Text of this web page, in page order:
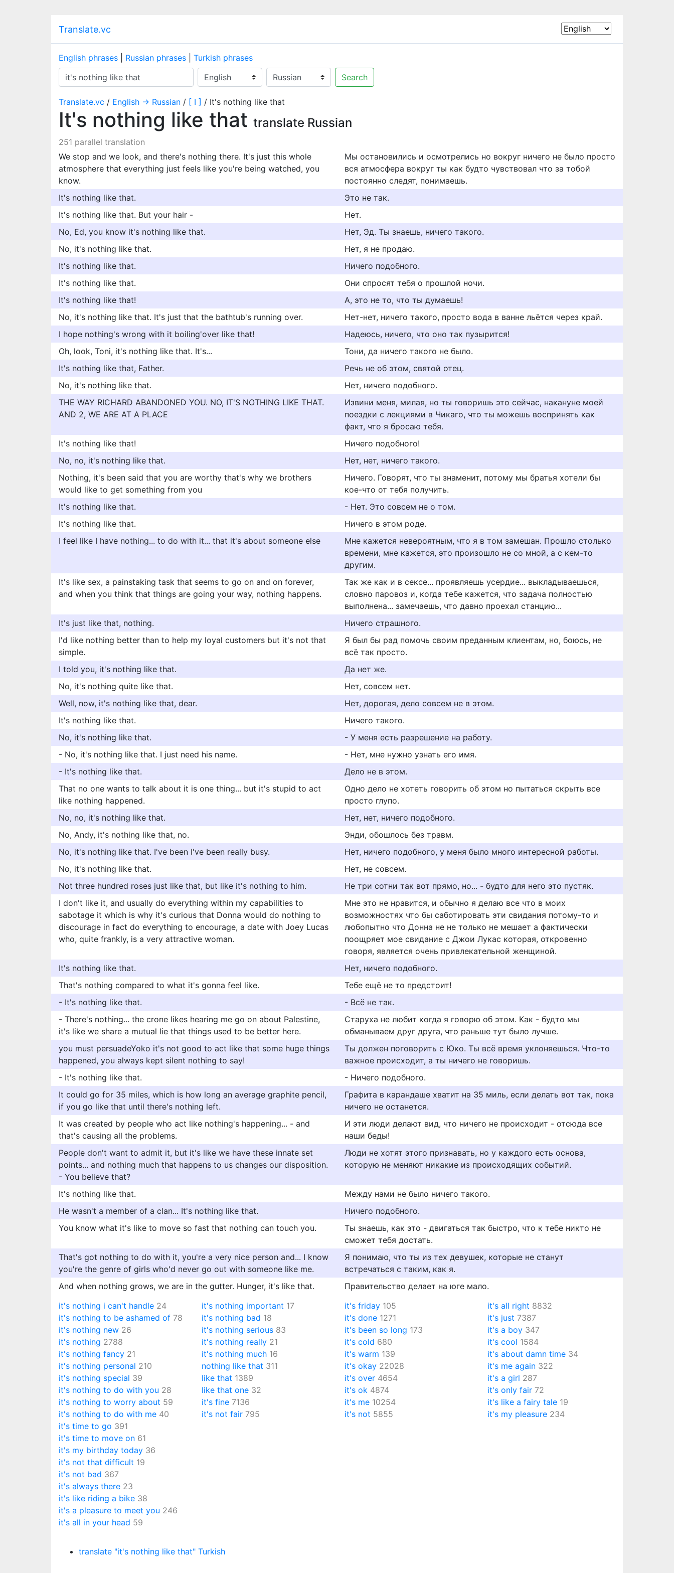
Translate.vc
English phrases Russian phrases
Turkish phrases
Search
Translate.vc / English → Russian / [ I ] / It's nothing like that
It's nothing like that translate Russian
251 parallel translation
We stop and we look, and there's nothing there. It's just this whole
atmosphere that everything just feels like you're being watched, you
know.
Мы остановились и осмотрелись но вокруг ничего не было просто
вся атмосфера вокруг ты как будто чувствовал что за тобой
постоянно следят, понимаешь.
It's nothing like that.
Это не так.
It's nothing like that. But your hair -
Нет.
No, Ed, you know it's nothing like that.
Нет, Эд. Ты знаешь, ничего такого.
No, it's nothing like that.
Нет, я не продаю.
It's nothing like that.
Ничего подобного.
It's nothing like that.
Они спросят тебя о прошлой ночи.
It's nothing like that!
А, это не то, что ты думаешь!
No, it's nothing like that. It's just that the bathtub's running over.
Нет-нет, ничего такого, просто вода в ванне льётся через край.
I hope nothing's wrong with it boiling'over like that!
Надеюсь, ничего, что оно так пузырится!
Oh, look, Toni, it's nothing like that. It's...
Тони, да ничего такого не было.
It's nothing like that, Father.
Речь не об этом, святой отец.
No, it's nothing like that.
Нет, ничего подобного.
THE WAY RICHARD ABANDONED YOU. NO, IT'S NOTHING LIKE THAT.
AND 2, WE ARE AT A PLACE
Извини меня, милая, но ты говоришь это сейчас, накануне моей
поездки с лекциями в Чикаго, что ты можешь воспринять как
факт, что я бросаю тебя.
It's nothing like that!
Ничего подобного!
No, no, it's nothing like that.
Нет, нет, ничего такого.
Nothing, it's been said that you are worthy that's why we brothers
would like to get something from you
Ничего. Говорят, что ты знаменит, потому мы братья хотели бы
кое-что от тебя получить.
It's nothing like that.
- Нет. Это совсем не о том.
It's nothing like that.
Ничего в этом роде.
I feel like I have nothing... to do with it... that it's about someone else
Мне кажется невероятным, что я в том замешан. Прошло столько
времени, мне кажется, это произошло не со мной, а с кем-то
другим.
It's like sex, a painstaking task that seems to go on and on forever,
and when you think that things are going your way, nothing happens.
Так же как и в сексе... проявляешь усердие... выкладываешься,
словно паровоз и, когда тебе кажется, что задача полностью
выполнена... замечаешь, что давно проехал станцию...
It's just like that, nothing.
Ничего страшного.
I'd like nothing better than to help my loyal customers but it's not that
simple.
Я был бы рад помочь своим преданным клиентам, но, боюсь, не
всё так просто.
I told you, it's nothing like that.
Да нет же.
No, it's nothing quite like that.
Нет, совсем нет.
Well, now, it's nothing like that, dear.
Нет, дорогая, дело совсем не в этом.
It's nothing like that.
Ничего такого.
No, it's nothing like that.
- У меня есть разрешение на работу.
- No, it's nothing like that. I just need his name.
- Нет, мне нужно узнать его имя.
- It's nothing like that.
Дело не в этом.
That no one wants to talk about it is one thing... but it's stupid to act
like nothing happened.
Одно дело не хотеть говорить об этом но пытаться скрыть все
просто глупо.
No, no, it's nothing like that.
Нет, нет, ничего подобного.
No, Andy, it's nothing like that, no.
Энди, обошлось без травм.
No, it's nothing like that. I've been I've been really busy.
Нет, ничего подобного, у меня было много интересной работы.
No, it's nothing like that.
Нет, не совсем.
Not three hundred roses just like that, but like it's nothing to him.
Не три сотни так вот прямо, но... - будто для него это пустяк.
I don't like it, and usually do everything within my capabilities to
sabotage it which is why it's curious that Donna would do nothing to
discourage in fact do everything to encourage, a date with Joey Lucas
who, quite frankly, is a very attractive woman.
Мне это не нравится, и обычно я делаю все что в моих
возможностях что бы саботировать эти свидания потому-то и
любопытно что Донна не не только не мешает а фактически
поощряет мое свидание с Джои Лукас которая, откровенно
говоря, является очень привлекательной женщиной.
It's nothing like that.
Нет, ничего подобного.
That's nothing compared to what it's gonna feel like.
Тебе ещё не то предстоит!
- It's nothing like that.
- Всё не так.
- There's nothing... the crone likes hearing me go on about Palestine,
it's like we share a mutual lie that things used to be better here.
Старуха не любит когда я говорю об этом. Как - будто мы
обманываем друг друга, что раньше тут было лучше.
you must persuadeYoko it's not good to act like that some huge things
happened, you always kept silent nothing to say!
Ты должен поговорить с Юко. Ты всё время уклоняешься. Что-то
важное происходит, а ты ничего не говоришь.
- It's nothing like that.
- Ничего подобного.
It could go for 35 miles, which is how long an average graphite pencil,
if you go like that until there's nothing left.
Графита в карандаше хватит на 35 миль, если делать вот так, пока
ничего не останется.
It was created by people who act like nothing's happening... - and
that's causing all the problems.
И эти люди делают вид, что ничего не происходит - отсюда все
наши беды!
People don't want to admit it, but it's like we have these innate set
points... and nothing much that happens to us changes our disposition.
- You believe that?
Люди не хотят этого признавать, но у каждого есть основа,
которую не меняют никакие из происходящих событий.
It's nothing like that.
Между нами не было ничего такого.
He wasn't a member of a clan... It's nothing like that.
Ничего подобного.
You know what it's like to move so fast that nothing can touch you.
Ты знаешь, как это - двигаться так быстро, что к тебе никто не
сможет тебя достать.
That's got nothing to do with it, you're a very nice person and... I know
you're the genre of girls who'd never go out with someone like me.
Я понимаю, что ты из тех девушек, которые не станут
встречаться с таким, как я.
And when nothing grows, we are in the gutter. Hunger, it's like that.
Правительство делает на юге мало.
it's nothing i can't handle 24
it's nothing to be ashamed of 78
it's nothing new 26
it's nothing 2788
it's nothing fancy 21
it's nothing personal 210
it's nothing special 39
it's nothing to do with you 28
it's nothing to worry about 59
it's nothing to do with me 40
it's nothing important 17
it's nothing bad 18
it's nothing serious 83
it's nothing really 21
it's nothing much 16
nothing like that 311
like that 1389
like that one 32
it's fine 7136
it's not fair 795
it's friday 105
it's done 1271
it's been so long 173
it's cold 680
it's warm 139
it's okay 22028
it's over 4654
it's ok 4874
it's me 10254
it's not 5855
it's all right 8832
it's just 7387
it's a boy 347
it's cool 1584
it's about damn time 34
it's me again 322
it's a girl 287
it's only fair 72
it's like a fairy tale 19
it's my pleasure 234
it's time to go 391
it's time to move on 61
it's my birthday today 36
it's not that difficult 19
it's not bad 367
it's always there 23
it's like riding a bike 38
it's a pleasure to meet you 246
it's all in your head 59
translate "it's nothing like that" Turkish